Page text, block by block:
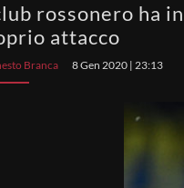
rossonero ha
attacco
Branca 8 Gen 2020 | 23:13